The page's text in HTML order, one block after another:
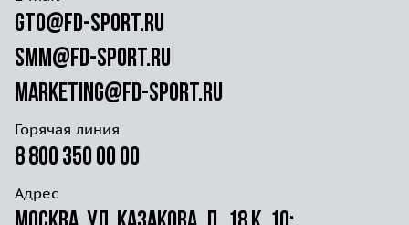
gto@fd-sport.ru
smm@fd-sport.ru
marketing@fd-sport.ru
Горячая линия
8 800 350 00 00
Адрес